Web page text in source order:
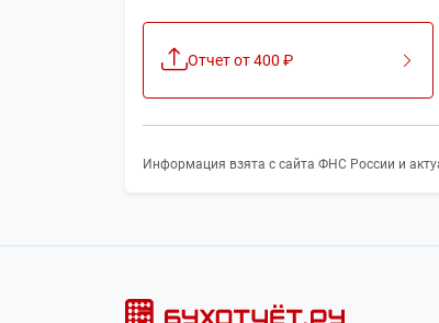
Отчет от 400 ₽
Информация взята с сайта ФНС России и